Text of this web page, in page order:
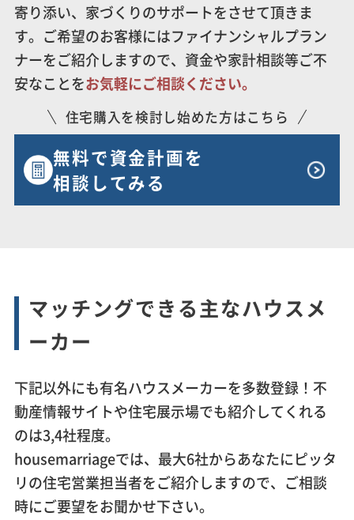
寄り添い、家づくりのサポートをさせて頂きま
す。ご希望のお客様にはファイナンシャルプラン
ナーをご紹介しますので、資金や家計相談等ご不
安なことをお気軽にご相談ください。
住宅購入を検討し始めた方はこちら
無料で資金計画を
相談してみる
マッチングできる主なハウスメ
ーカー
下記以外にも有名ハウスメーカーを多数登録！不
動産情報サイトや住宅展示場でも紹介してくれる
のは3,4社程度。
housemarriageでは、最大6社からあなたにピッタ
リの住宅営業担当者をご紹介しますので、ご相談
時にご要望をお聞かせ下さい。